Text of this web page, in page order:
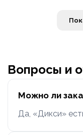
Вопросы и
Можно ли
Да, «Дикси»